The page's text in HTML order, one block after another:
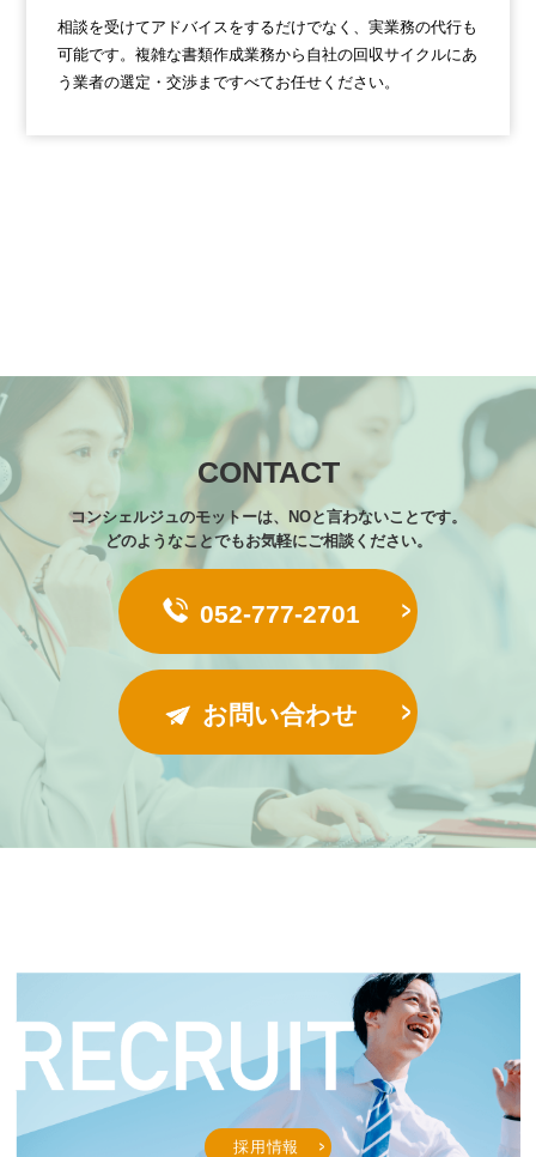
相談を受けてアドバイスをするだけでなく、実業務の代行も
可能です。複雑な書類作成業務から自社の回収サイクルにあ
う業者の選定・交渉まですべてお任せください。
CONTACT
コンシェルジュのモットーは、NOと言わないことです。
どのようなことでもお気軽にご相談ください。
052-777-2701
お問い合わせ
採用情報